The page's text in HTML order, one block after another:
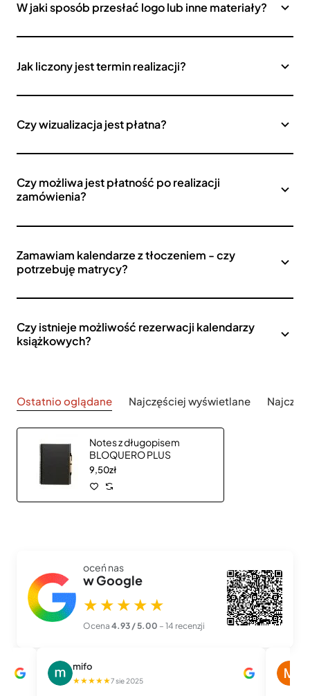
W jaki sposób przesłać logo lub inne materiały?
Jak liczony jest termin realizacji?
Czy wizualizacja jest płatna?
Czy możliwa jest płatność po realizacji
zamówienia?
Zamawiam kalendarze z tłoczeniem - czy
potrzebuję matrycy?
Czy istnieje możliwość rezerwacji kalendarzy
książkowych?
Ostatnio oglądane Najczęściej wyświetlane
Notes z długopisem
BLOQUERO PLUS
9,50zł
oceń nas
w Google
★★★★★
Ocena 4.93 / 5.00 – 14 recenzji
mifo
★★★★★7 sie 2025